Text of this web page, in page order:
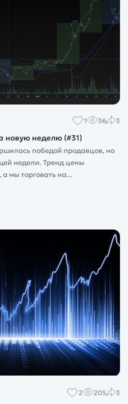
1 36 3
новую неделю (#31)
победой продавцов, но
недели. Тренд цены
мы торговать на...
2 205 3